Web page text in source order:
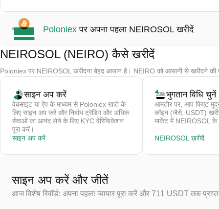
Poloniex पर अपना पहला NEIROSOL खरीदें
NEIROSOL (NEIRO) कैसे खरीदें
Poloniex पर NEIROSOL खरीदना बेहद आसान है। NEIRO को आसानी से खरीदने की
साइन अप करें
वेबसाइट या ऐप के माध्यम से Poloniex खाते के
लिए साइन अप करें और निर्बाध ट्रेडिंग और अधिक
सेवाओं का आनंद लेने के लिए KYC वेरिफिकेशन
पूरा करें।
साइन अप करें
भुगतान विधि चुनें
आमतौर पर, आप फिएट
कॉइन (जैसे, USDT)
मार्केट में NEIROSOL के
NEIROSOL ख़रीदें
साइन अप करें और जीतें
आज विशेष रिवॉर्ड: अपना पहला व्यापार पूरा करें और 711 USDT तक